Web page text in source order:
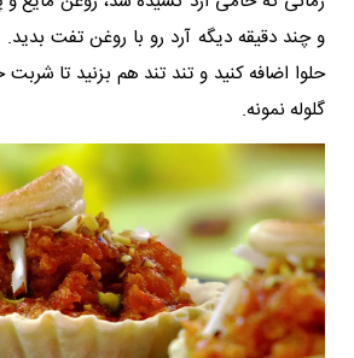
و چند دقیقه دیگه آرد رو با روغن تفت
حلوا اضافه کنید و تند تند هم بزنید تا
گلوله نمونه.